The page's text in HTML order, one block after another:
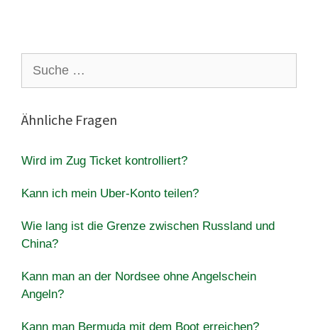
nach:
Ähnliche Fragen
Wird im Zug Ticket kontrolliert?
Kann ich mein Uber-Konto teilen?
Wie lang ist die Grenze zwischen Russland und
China?
Kann man an der Nordsee ohne Angelschein
Angeln?
Kann man Bermuda mit dem Boot erreichen?